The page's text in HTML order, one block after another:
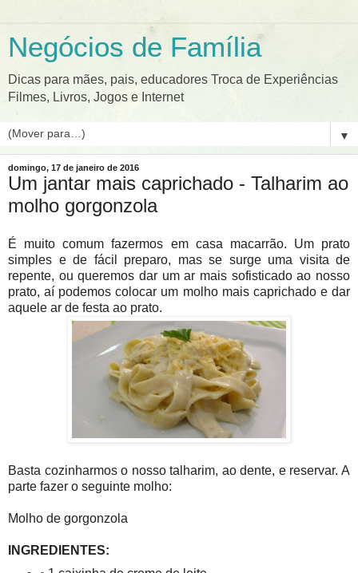
Negócios de Família
Dicas para mães, pais, educadores Troca de Experiências
Filmes, Livros, Jogos e Internet
▼
domingo, 17 de janeiro de 2016
Um jantar mais caprichado - Talharim ao
molho gorgonzola
É muito comum fazermos em casa macarrão. Um prato
simples e de fácil preparo, mas se surge uma visita de
repente, ou queremos dar um ar mais sofisticado ao nosso
prato, aí podemos colocar um molho mais caprichado e dar
aquele ar de festa ao prato.
Basta cozinharmos o nosso talharim, ao dente, e reservar. A
parte fazer o seguinte molho:
Molho de gorgonzola
INGREDIENTES: